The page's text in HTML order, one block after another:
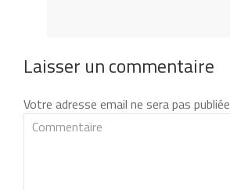
Laisser un commentaire
Votre adresse email ne sera pas publiée